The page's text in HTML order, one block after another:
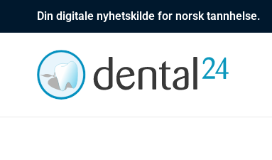
Din digitale nyhetskilde for norsk tannhelse.